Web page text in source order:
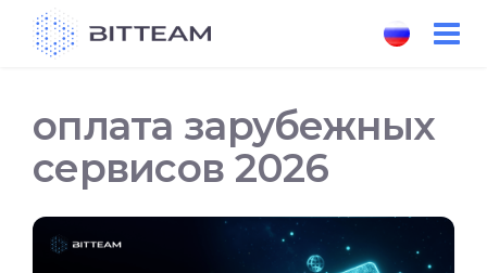
оплата зарубежных
сервисов 2026